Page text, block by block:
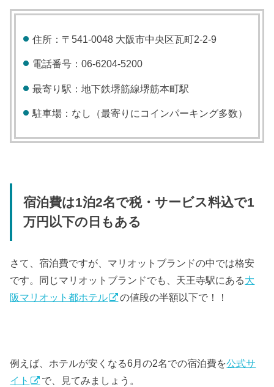
住所：〒541-0048 大阪市中央区瓦町2-2-9
電話番号：06-6204-5200
最寄り駅：地下鉄堺筋線堺筋本町駅
駐車場：なし（最寄りにコインパーキング多数）
宿泊費は1泊2名で税・サービス料込で1
万円以下の日もある
さて、宿泊費ですが、マリオットブランドの中では格安
です。同じマリオットブランドでも、天王寺駅にある大
阪マリオット都ホテル
の値段の半額以下で！！
例えば、ホテルが安くなる6月の2名での宿泊費を公式サ
イト
で、見てみましょう。